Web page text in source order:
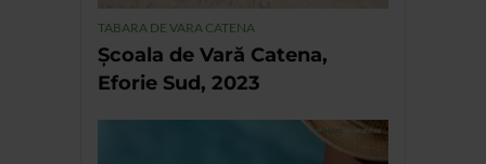
TABARA DE VARA CATENA
Școala de Vară Catena,
Eforie Sud, 2023